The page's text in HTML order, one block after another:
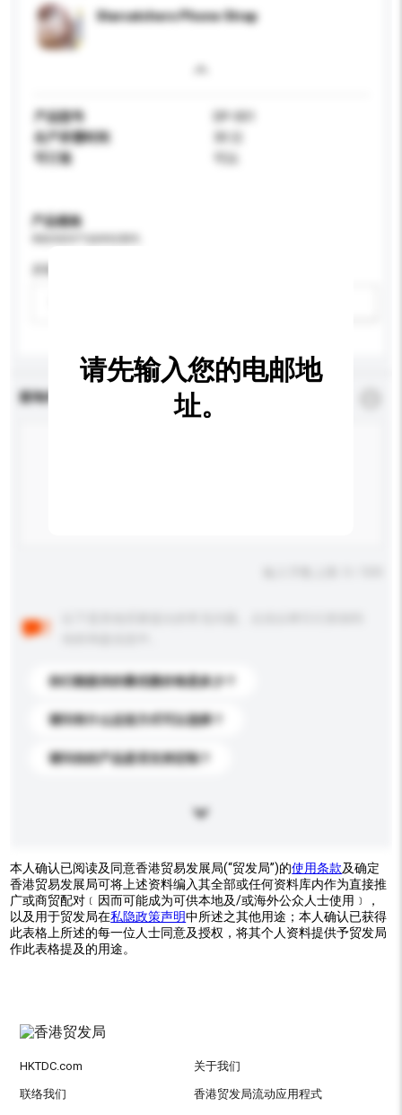
Starcatchers Phone Strap
产品型号
DP-001
生产所需时间
30 日
可订造
可以
产品规格
查询内容
你们能提供的最优惠价格是多少？
请问有什么运送方式可以选择？
请问你的产品是否支持定制？
请先输入您的电邮地
址。
本人确认已阅读及同意香港贸易发展局(“贸发局”)的使用条款及确定
香港贸易发展局可将上述资料编入其全部或任何资料库内作为直接推
广或商贸配对﹝因而可能成为可供本地及/或海外公众人士使用﹞，
以及用于贸发局在私隐政策声明中所述之其他用途；本人确认已获得
此表格上所述的每一位人士同意及授权，将其个人资料提供予贸发局
作此表格提及的用途。
HKTDC.com 关于我们
联络我们 香港贸发局流动应用程式